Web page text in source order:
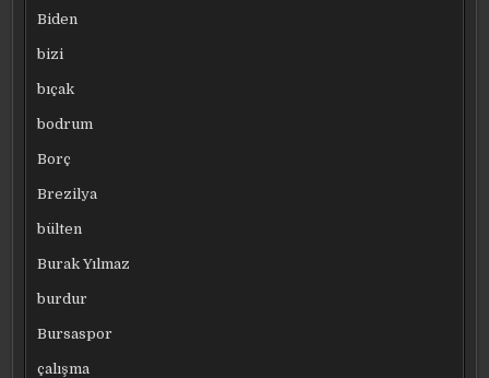
Biden
bizi
bıçak
bodrum
Borç
Brezilya
bülten
Burak Yılmaz
burdur
Bursaspor
çalışma